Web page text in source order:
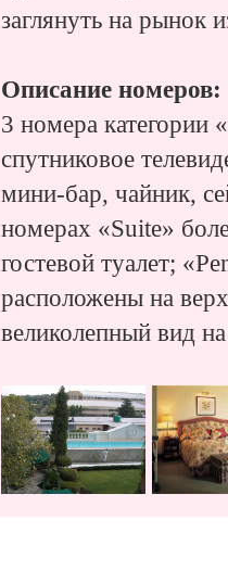
заглянуть на рынок
Описание номеров:
3 номера категории
спутниковое
мини-бар, чайник,
номерах «Suite»
гостевой туалет;
расположены на
великолепный вид